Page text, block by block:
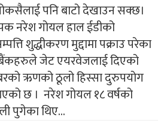
पनि बाटो देखाउन सक्छ।
नरेश गोयल हाल ईडीको
शुद्धीकरण मुद्दामा पक्राउ परेका
बैंकहरुले जेट एयरवेजलाई दिएको
ऋणको ठूलो हिस्सा दुरुपयोग
छ । नरेश गोयल १८ वर्षको
पुगेका थिए...